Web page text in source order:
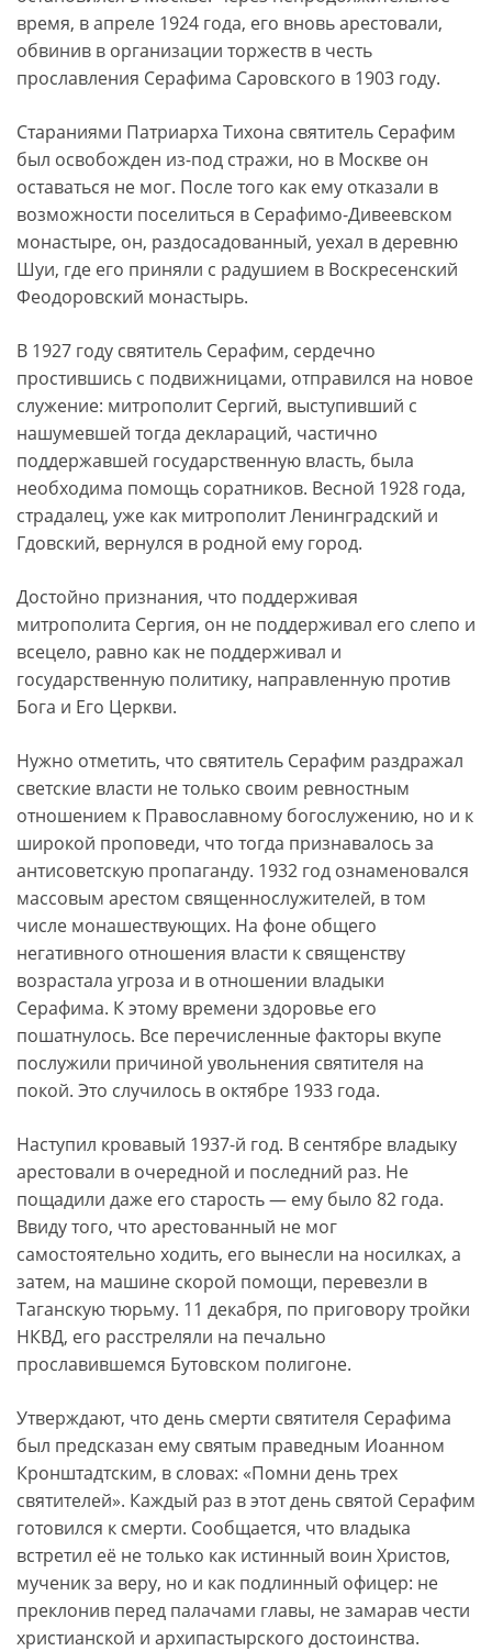
время, в апреле 1924 года, его вновь арестовали,
обвинив в организации торжеств в честь
прославления Серафима Саровского в 1903 году.
Стараниями Патриарха Тихона святитель Серафим
был освобожден из-под стражи, но в Москве он
оставаться не мог. После того как ему отказали в
возможности поселиться в Серафимо-Дивеевском
монастыре, он, раздосадованный, уехал в деревню
Шуи, где его приняли с радушием в Воскресенский
Феодоровский монастырь.
В 1927 году святитель Серафим, сердечно
простившись с подвижницами, отправился на новое
служение: митрополит Сергий, выступивший с
нашумевшей тогда деклараций, частично
поддержавшей государственную власть, была
необходима помощь соратников. Весной 1928 года,
страдалец, уже как митрополит Ленинградский и
Гдовский, вернулся в родной ему город.
Достойно признания, что поддерживая
митрополита Сергия, он не поддерживал его слепо и
всецело, равно как не поддерживал и
государственную политику, направленную против
Бога и Его Церкви.
Нужно отметить, что святитель Серафим раздражал
светские власти не только своим ревностным
отношением к Православному богослужению, но и к
широкой проповеди, что тогда признавалось за
антисоветскую пропаганду. 1932 год ознаменовался
массовым арестом священнослужителей, в том
числе монашествующих. На фоне общего
негативного отношения власти к священству
возрастала угроза и в отношении владыки
Серафима. К этому времени здоровье его
пошатнулось. Все перечисленные факторы вкупе
послужили причиной увольнения святителя на
покой. Это случилось в октябре 1933 года.
Наступил кровавый 1937-й год. В сентябре владыку
арестовали в очередной и последний раз. Не
пощадили даже его старость — ему было 82 года.
Ввиду того, что арестованный не мог
самостоятельно ходить, его вынесли на носилках, а
затем, на машине скорой помощи, перевезли в
Таганскую тюрьму. 11 декабря, по приговору тройки
НКВД, его расстреляли на печально
прославившемся Бутовском полигоне.
Утверждают, что день смерти святителя Серафима
был предсказан ему святым праведным Иоанном
Кронштадтским, в словах: «Помни день трех
святителей». Каждый раз в этот день святой Серафим
готовился к смерти. Сообщается, что владыка
встретил её не только как истинный воин Христов,
мученик за веру, но и как подлинный офицер: не
преклонив перед палачами главы, не замарав чести
христианской и архипастырского достоинства.